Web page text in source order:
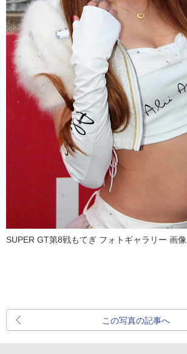
SUPER GT第8戦もてぎ フォトギャラリー 画
この写真の記事へ